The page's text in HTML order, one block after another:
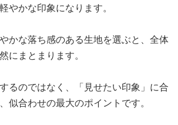
やかな印象になります。
かな落ち感のある生地を選ぶと、全体
にまとまります。
るのではなく、「見せたい印象」に合
似合わせの最大のポイントです。